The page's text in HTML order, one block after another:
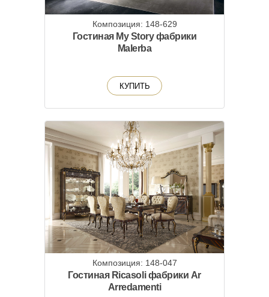
Композиция: 148-629
Гостиная My Story фабрики
Malerba
КУПИТЬ
Композиция: 148-047
Гостиная Ricasoli фабрики Ar
Arredamenti